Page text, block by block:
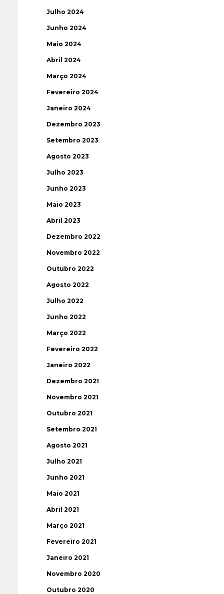
Julho 2024
Junho 2024
Maio 2024
Abril 2024
Março 2024
Fevereiro 2024
Janeiro 2024
Dezembro 2023
Setembro 2023
Agosto 2023
Julho 2023
Junho 2023
Maio 2023
Abril 2023
Dezembro 2022
Novembro 2022
Outubro 2022
Agosto 2022
Julho 2022
Junho 2022
Março 2022
Fevereiro 2022
Janeiro 2022
Dezembro 2021
Novembro 2021
Outubro 2021
Setembro 2021
Agosto 2021
Julho 2021
Junho 2021
Maio 2021
Abril 2021
Março 2021
Fevereiro 2021
Janeiro 2021
Novembro 2020
Outubro 2020